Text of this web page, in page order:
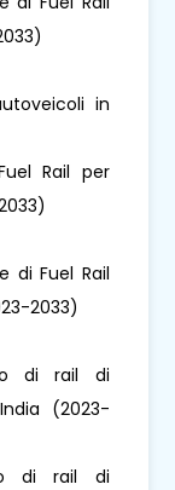
in
Rail per
di Fuel Rail
2033)
di rail di
(2023-
di rail di